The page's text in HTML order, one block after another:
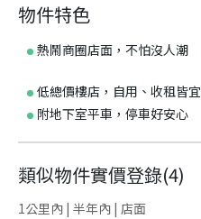
物件特色
熱鬧商圈店面，不怕沒人潮
低總價樓店，自用、收租皆宜
附地下室平車，停車好安心
類似物件實價登錄(4)
1公里內 | 半年內 | 店面